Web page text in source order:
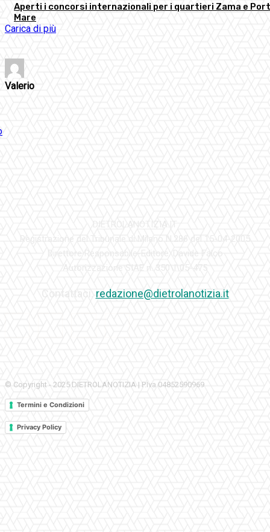
Aperti i concorsi internazionali per i quartieri Zama e
Mare
Carica di più
Valerio
redazione@dietrolanotizia.it
© Copyright - 2025 DIETROLANOTIZIA | P.Iva 04852590969
Termini e Condizioni
Privacy Policy